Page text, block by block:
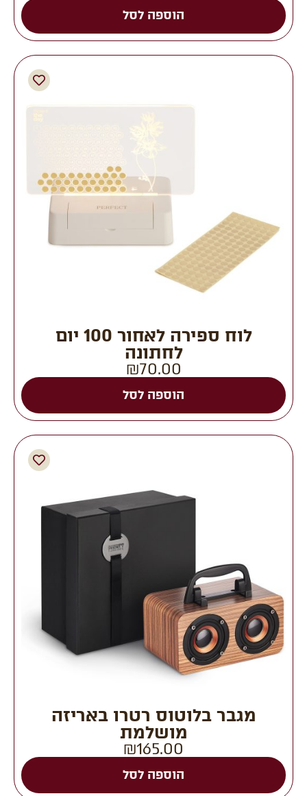
הוספה לסל
לוח ספירה לאחור 100 יום
לחתונה
₪70.00
הוספה לסל
מגבר בלוטוס רטרו באריזה
מושלמת
₪165.00
הוספה לסל